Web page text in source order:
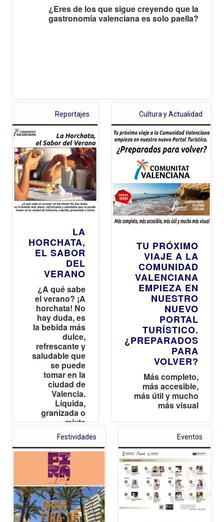
¿Eres de los que sigue creyendo que la
gastronomía valenciana es solo paella?
Reportajes
LA
HORCHATA,
EL SABOR
DEL
VERANO
¿A qué sabe
el verano? ¡A
horchata! No
hay duda, es
la bebida más
dulce,
refrescante y
saludable que
se puede
tomar en la
ciudad de
Valencia.
Líquida,
granizada o
mixta
Cultura y Actualidad
TU PRÓXIMO
VIAJE A LA
COMUNIDAD
VALENCIANA
EMPIEZA EN
NUESTRO
NUEVO
PORTAL
TURÍSTICO.
¿PREPARADOS
PARA
VOLVER?
Más completo,
más accesible,
más útil y mucho
más visual
Festividades Eventos